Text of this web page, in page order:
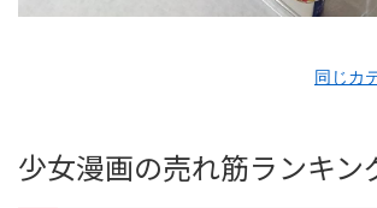
同じカ
少女漫画の売れ筋ランキン